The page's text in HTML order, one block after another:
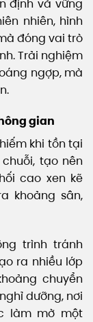
định và vững
nhiên, hình
đóng vai trò
Trải nghiệm
ngợp, mà
gian
khi tồn tại
tạo nên
cao xen kẽ
khoảng sân,
trình tránh
ra nhiều lớp
chuyển
dưỡng, nơi
làm mờ một